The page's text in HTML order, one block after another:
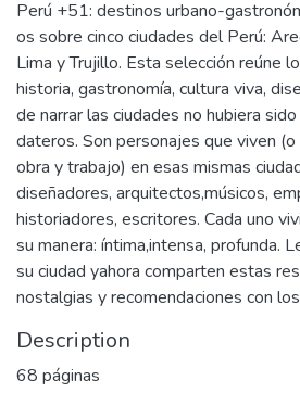
Perú +51: destinos urbano-
os sobre cinco ciudades del Perú:
Lima y Trujillo. Esta selección reúne
historia, gastronomía, cultura viva,
de narrar las ciudades no hubiera
dateros. Son personajes que viven
obra y trabajo) en esas mismas
diseñadores, arquitectos,músicos,
historiadores, escritores. Cada uno
su manera: íntima,intensa, profunda.
su ciudad yahora comparten estas
nostalgias y recomendaciones con
Description
68 páginas